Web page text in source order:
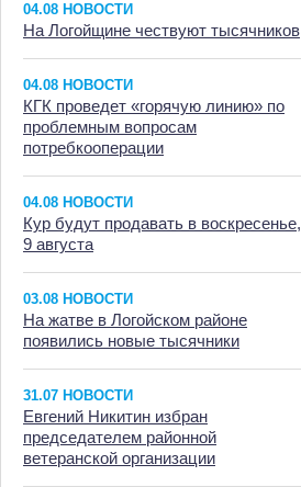
04.08 НОВОСТИ
На Логойщине чествуют тысячников
04.08 НОВОСТИ
КГК проведет «горячую линию» по
проблемным вопросам
потребкооперации
04.08 НОВОСТИ
Кур будут продавать в воскресенье,
9 августа
03.08 НОВОСТИ
На жатве в Логойском районе
появились новые тысячники
31.07 НОВОСТИ
Евгений Никитин избран
председателем районной
ветеранской организации